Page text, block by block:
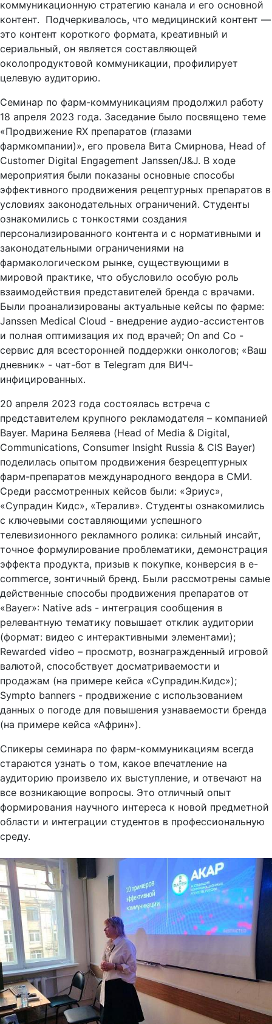
коммуникационную стратегию канала и его основной
контент. Подчеркивалось, что медицинский контент —
это контент короткого формата, креативный и
сериальный, он является составляющей
околопродуктовой коммуникации, профилирует
целевую аудиторию.
Семинар по фарм-коммуникациям продолжил работу
18 апреля 2023 года. Заседание было посвящено теме
«Продвижение RX препаратов (глазами
фармкомпании)», его провела Вита Смирнова, Head of
Customer Digital Engagement Janssen/J&J. В ходе
мероприятия были показаны основные способы
эффективного продвижения рецептурных препаратов в
условиях законодательных ограничений. Студенты
ознакомились с тонкостями создания
персонализированного контента и с нормативными и
законодательными ограничениями на
фармакологическом рынке, существующими в
мировой практике, что обусловило особую роль
взаимодействия представителей бренда с врачами.
Были проанализированы актуальные кейсы по фарме:
Janssen Medical Cloud - внедрение аудио-ассистентов
и полная оптимизация их под врачей; On and Co -
сервис для всесторонней поддержки онкологов; «Ваш
дневник» - чат-бот в Telegram для ВИЧ-
инфицированных.
20 апреля 2023 года состоялась встреча с
представителем крупного рекламодателя – компанией
Bayer. Марина Беляева (Head of Media & Digital,
Communications, Consumer Insight Russia & CIS Bayer)
поделилась опытом продвижения безрецептурных
фарм-препаратов международного вендора в СМИ.
Среди рассмотренных кейсов были: «Эриус»,
«Супрадин Кидс», «Тералив». Студенты ознакомились
с ключевыми составляющими успешного
телевизионного рекламного ролика: сильный инсайт,
точное формулирование проблематики, демонстрация
эффекта продукта, призыв к покупке, конверсия в е-
commerce, зонтичный бренд. Были рассмотрены самые
действенные способы продвижения препаратов от
«Bayer»: Native ads - интеграция сообщения в
релевантную тематику повышает отклик аудитории
(формат: видео с интерактивными элементами);
Rewarded video – просмотр, вознагражденный игровой
валютой, способствует досматриваемости и
продажам (на примере кейса «Супрадин.Кидс»);
Sympto banners - продвижение с использованием
данных о погоде для повышения узнаваемости бренда
(на примере кейса «Африн»).
Спикеры семинара по фарм-коммуникациям всегда
стараются узнать о том, какое впечатление на
аудиторию произвело их выступление, и отвечают на
все возникающие вопросы. Это отличный опыт
формирования научного интереса к новой предметной
области и интеграции студентов в профессиональную
среду.